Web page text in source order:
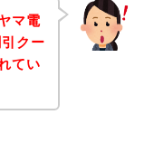
マ電
クー
てい